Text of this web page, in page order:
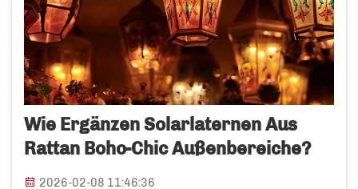
Wie Ergänzen Solarlaternen Aus
Rattan Boho-Chic Außenbereiche?
2026-02-08 11:46:36